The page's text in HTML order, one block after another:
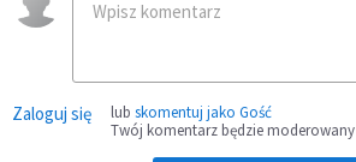
Zaloguj się lub skomentuj jako Gość
Twój komentarz będzie moderowany